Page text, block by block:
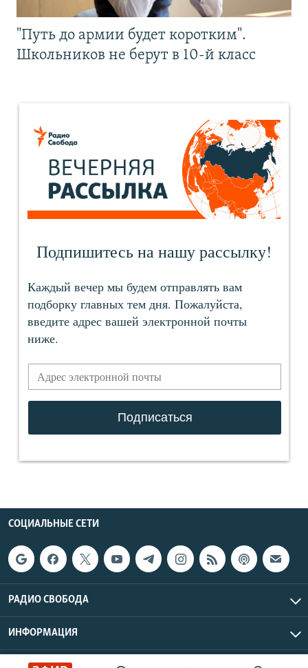
"Путь до армии будет коротким".
Школьников не берут в 10-й класс
СОЦИАЛЬНЫЕ СЕТИ
РАДИО СВОБОДА
ИНФОРМАЦИЯ